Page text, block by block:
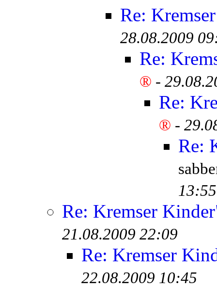
Re:
28.08.2009
Re:
® -
Re:
® -
Re:
13:55
Re: Kremser
21.08.2009 22:09
Re: Kremser
22.08.2009 10:45